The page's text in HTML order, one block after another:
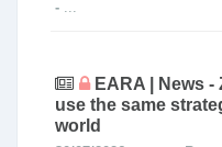
-
EARA | News
use the same
world